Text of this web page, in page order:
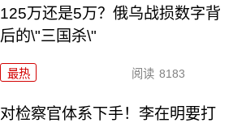
125万还是5万？俄乌战损数字背
后的\"三国杀\"
最热 阅读 8183
对检察官体系下手！李在明要打